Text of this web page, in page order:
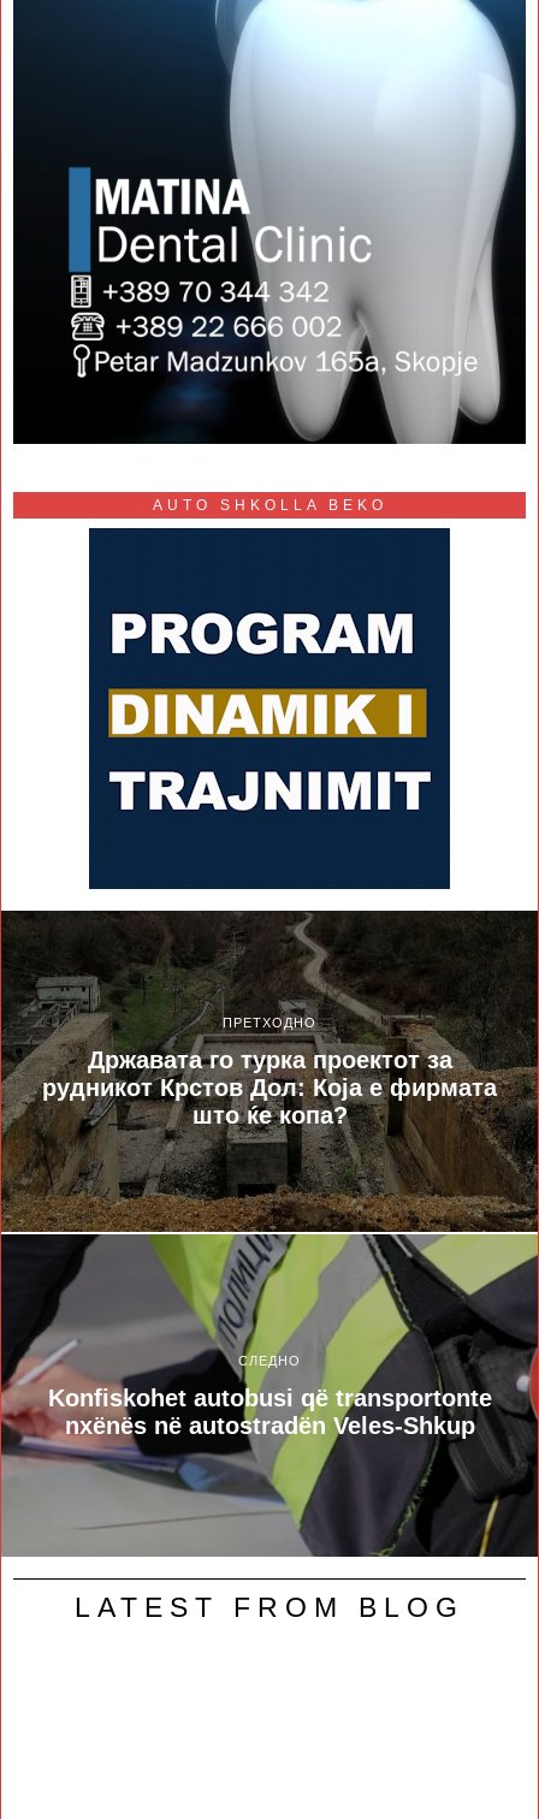
AUTO SHKOLLA BEKO
ПРЕТХОДНО
Државата го турка проектот за
рудникот Крстов Дол: Која е фирмата
што ќе копа?
СЛЕДНО
Konfiskohet autobusi që transportonte
nxënës në autostradën Veles-Shkup
LATEST FROM BLOG